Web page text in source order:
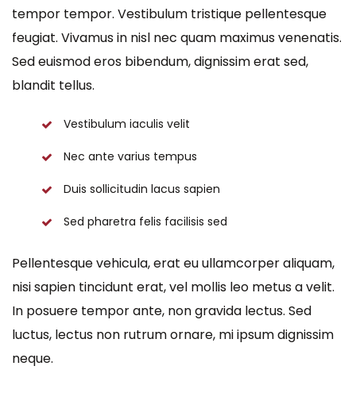
tempor tempor. Vestibulum tristique pellentesque
feugiat. Vivamus in nisl nec quam maximus venenatis.
Sed euismod eros bibendum, dignissim erat sed,
blandit tellus.
Vestibulum iaculis velit
Nec ante varius tempus
Duis sollicitudin lacus sapien
Sed pharetra felis facilisis sed
Pellentesque vehicula, erat eu ullamcorper aliquam,
nisi sapien tincidunt erat, vel mollis leo metus a velit.
In posuere tempor ante, non gravida lectus. Sed
luctus, lectus non rutrum ornare, mi ipsum dignissim
neque.